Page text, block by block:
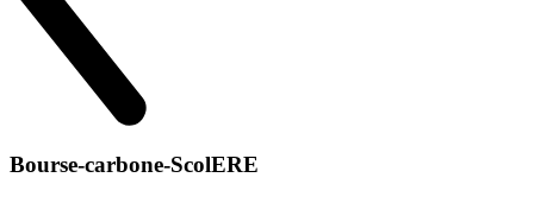
Bourse-carbone-ScolERE